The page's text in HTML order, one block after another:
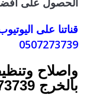
قناتنا على
0507273739
واصلاح
بالخرج